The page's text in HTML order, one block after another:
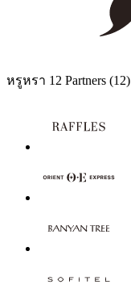
หรูหรา 12 Partners (12)